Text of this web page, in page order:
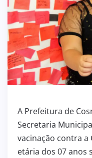
A Prefeitura de
Secretaria
vacinação contra a
etária dos 07 anos